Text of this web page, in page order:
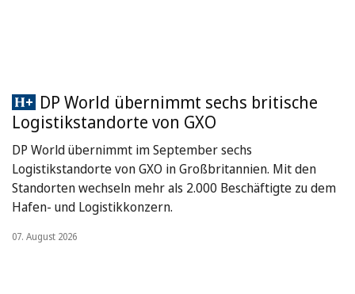
DP World übernimmt sechs britische
Logistikstandorte von GXO
DP World übernimmt im September sechs
Logistikstandorte von GXO in Großbritannien. Mit den
Standorten wechseln mehr als 2.000 Beschäftigte zu dem
Hafen- und Logistikkonzern.
07. August 2026